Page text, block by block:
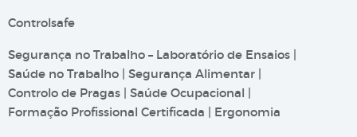
Controlsafe
Segurança no Trabalho – Laboratório de Ensaios |
Saúde no Trabalho | Segurança Alimentar |
Controlo de Pragas | Saúde Ocupacional |
Formação Profissional Certificada | Ergonomia